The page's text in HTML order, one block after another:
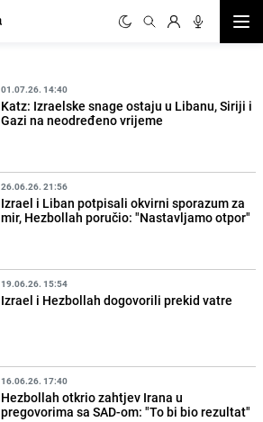
01.07.26. 14:40
Katz: Izraelske snage ostaju u Libanu, Siriji i
Gazi na neodređeno vrijeme
26.06.26. 21:56
Izrael i Liban potpisali okvirni sporazum za
mir, Hezbollah poručio: "Nastavljamo otpor"
19.06.26. 15:54
Izrael i Hezbollah dogovorili prekid vatre
16.06.26. 17:40
Hezbollah otkrio zahtjev Irana u
pregovorima sa SAD-om: "To bi bio rezultat"